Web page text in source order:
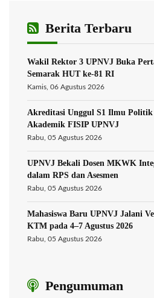
Berita Terbaru
Wakil Rektor 3 UPNVJ Buka
Semarak HUT ke-81 RI
Kamis, 06 Agustus 2026
Akreditasi Unggul S1 Ilmu
Akademik FISIP UPNVJ
Rabu, 05 Agustus 2026
UPNVJ Bekali Dosen MKWK
dalam RPS dan Asesmen
Rabu, 05 Agustus 2026
Mahasiswa Baru UPNVJ Jalani
KTM pada 4–7 Agustus 2026
Rabu, 05 Agustus 2026
Pengumuman